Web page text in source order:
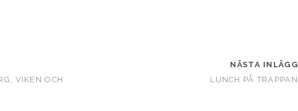
VIKEN OCH
NÄSTA INLÄGG
LUNCH PÅ TRAPPAN